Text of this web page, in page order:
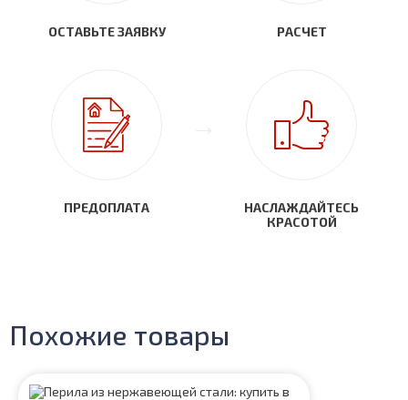
ОСТАВЬТЕ ЗАЯВКУ РАСЧЕТ
ПРЕДОПЛАТА
НАСЛАЖДАЙТЕСЬ
КРАСОТОЙ
Похожие товары